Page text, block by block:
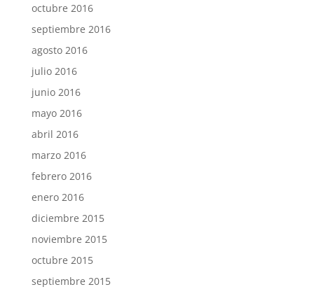
octubre 2016
septiembre 2016
agosto 2016
julio 2016
junio 2016
mayo 2016
abril 2016
marzo 2016
febrero 2016
enero 2016
diciembre 2015
noviembre 2015
octubre 2015
septiembre 2015